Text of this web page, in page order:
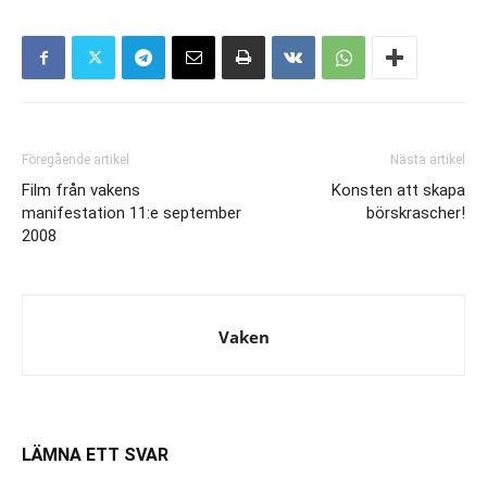
Föregående artikel
Film från vakens
manifestation 11:e september
2008
Nästa artikel
Konsten att skapa
börskrascher!
Vaken
LÄMNA ETT SVAR